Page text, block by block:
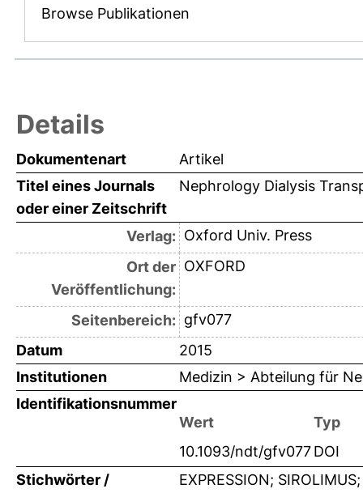
Browse Publikationen
Details
Dokumentenart
Artikel
Titel eines Journals
oder einer Zeitschrift
Nephrology Dialysis
Verlag: Oxford Univ. Press
Ort der
Veröffentlichung:
OXFORD
Seitenbereich: gfv077
Datum
2015
Institutionen
Medizin > Abteilung für
Identifikationsnummer
Wert
Typ
10.1093/ndt/gfv077DOI
Stichwörter /
EXPRESSION;